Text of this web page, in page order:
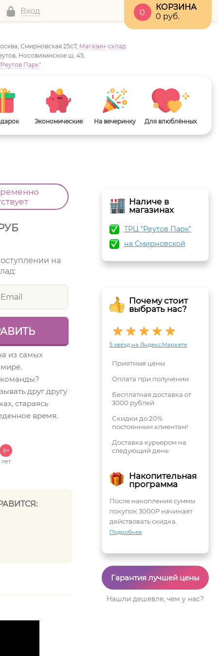
Вход
КОРЗИНА
0 руб.
0
Смирновская 25с7, Магазин-склад
Носовихинское ш, 45,
Парк"
Экономические На вечеринку Для влюблённых
Наличе в
магазинах
ТРЦ "Реутов Парк"
на Смирновской
Почему стоит
выбрать нас?
5 звёзд на Яндекс.Маркете
Приятные цены
Оплата при получении
Бесплатная доставка от
3000 рублей
Скидки до 20%
постоянным клиентам!
Доставка курьером на
следующий день
Накопительная
программа
После накопления суммы
покупок 3000Р начинает
действовать скидка.
Подробнее
Гарантия лучшей цены
Нашли дешевле, чем у нас?
на
из самых
мире.
команды?
друг другу
стараясь
время.
8+
лет